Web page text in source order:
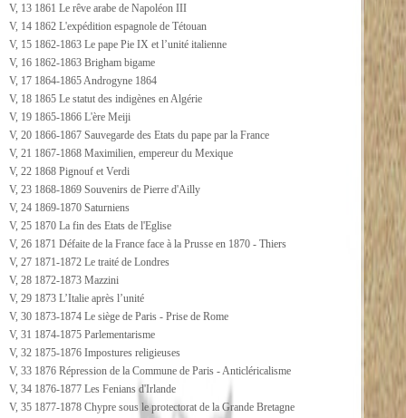
V, 13 1861 Le rêve arabe de Napoléon III
V, 14 1862 L'expédition espagnole de Tétouan
V, 15 1862-1863 Le pape Pie IX et l’unité italienne
V, 16 1862-1863 Brigham bigame
V, 17 1864-1865 Androgyne 1864
V, 18 1865 Le statut des indigènes en Algérie
V, 19 1865-1866 L'ère Meiji
V, 20 1866-1867 Sauvegarde des Etats du pape par la France
V, 21 1867-1868 Maximilien, empereur du Mexique
V, 22 1868 Pignouf et Verdi
V, 23 1868-1869 Souvenirs de Pierre d'Ailly
V, 24 1869-1870 Saturniens
V, 25 1870 La fin des Etats de l'Eglise
V, 26 1871 Défaite de la France face à la Prusse en 1870 - Thiers
V, 27 1871-1872 Le traité de Londres
V, 28 1872-1873 Mazzini
V, 29 1873 L’Italie après l’unité
V, 30 1873-1874 Le siège de Paris - Prise de Rome
V, 31 1874-1875 Parlementarisme
V, 32 1875-1876 Impostures religieuses
V, 33 1876 Répression de la Commune de Paris - Anticléricalisme
V, 34 1876-1877 Les Fenians d'Irlande
V, 35 1877-1878 Chypre sous le protectorat de la Grande Bretagne